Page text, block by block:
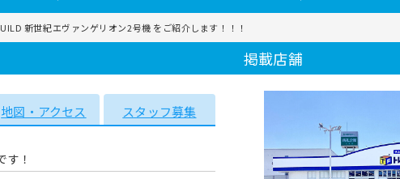
新世紀エヴァンゲリオン2号機 をご紹介します！！！
地図・アクセス スタッフ募集
す！
掲載店舗